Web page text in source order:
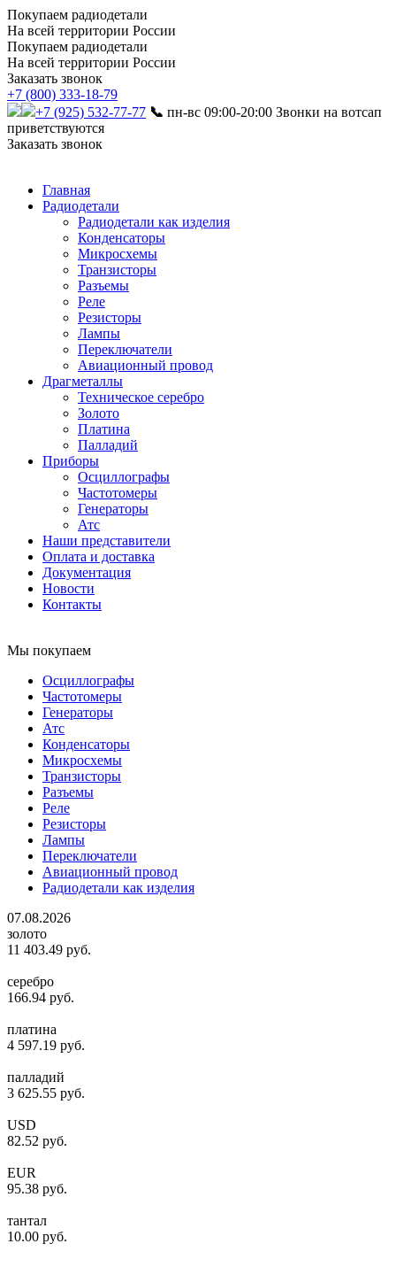
Покупаем радиодетали
На всей территории России
Покупаем радиодетали
На всей территории России
Заказать звонок
+7 (800) 333-18-79
+7 (925) 532-77-77 📞 пн-вс 09:00-20:00 Звонки на вотсап
приветствуются
Заказать звонок
Главная
Радиодетали
Радиодетали как изделия
Конденсаторы
Микросхемы
Транзисторы
Разъемы
Реле
Резисторы
Лампы
Переключатели
Авиационный провод
Драгметаллы
Техническое серебро
Золото
Платина
Палладий
Приборы
Осциллографы
Частотомеры
Генераторы
Атс
Наши представители
Оплата и доставка
Документация
Новости
Контакты
Мы покупаем
Осциллографы
Частотомеры
Генераторы
Атс
Конденсаторы
Микросхемы
Транзисторы
Разъемы
Реле
Резисторы
Лампы
Переключатели
Авиационный провод
Радиодетали как изделия
07.08.2026
золото
11 403.49 руб.
серебро
166.94 руб.
платина
4 597.19 руб.
палладий
3 625.55 руб.
USD
82.52 руб.
EUR
95.38 руб.
тантал
10.00 руб.